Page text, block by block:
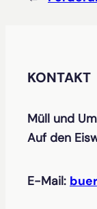
KONTAKT
Müll und
Auf den
E-Mail: